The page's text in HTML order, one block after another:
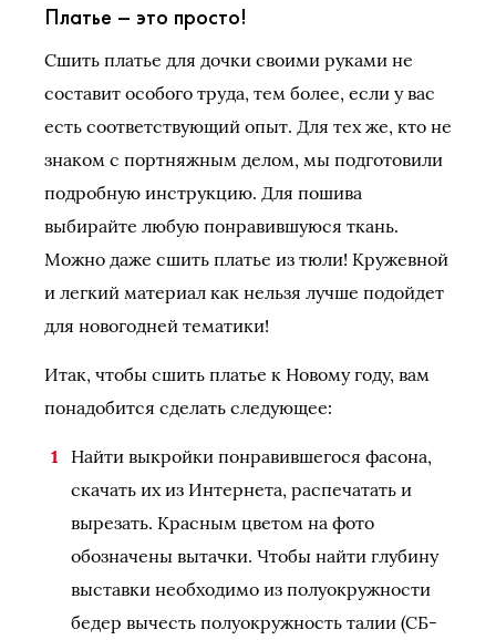
Платье – это просто!
Сшить платье для дочки своими руками не
составит особого труда, тем более, если у вас
есть соответствующий опыт. Для тех же, кто не
знаком с портняжным делом, мы подготовили
подробную инструкцию. Для пошива
выбирайте любую понравившуюся ткань.
Можно даже сшить платье из тюли! Кружевной
и легкий материал как нельзя лучше подойдет
для новогодней тематики!
Итак, чтобы сшить платье к Новому году, вам
понадобится сделать следующее:
Найти выкройки понравившегося фасона,
скачать их из Интернета, распечатать и
вырезать. Красным цветом на фото
обозначены вытачки. Чтобы найти глубину
выставки необходимо из полуокружности
бедер вычесть полуокружность талии (СБ-